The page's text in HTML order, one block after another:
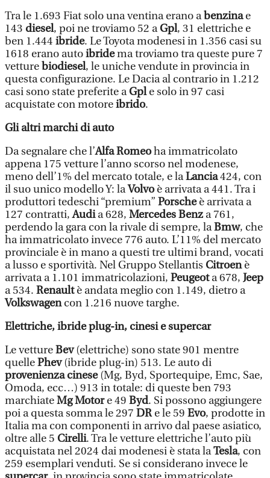
Tra le 1.693 Fiat solo una ventina erano a benzinae
143 diesel, poi ne troviamo 52 aGpl, 31 elettriche e
ben 1.444 ibride. Le Toyota modenesi in 1.356 casi su
1618 erano autoibridema troviamo tra queste pure 7
vetture biodiesel, le uniche vendute in provincia in
questa configurazione. Le Dacia al contrario in 1.212
casi sono state preferite aGple solo in 97 casi
acquistate con motoreibrido.
Gli altri marchi di auto
Da segnalare che l’Alfa Romeoha immatricolato
appena 175 vetture l’anno scorso nel modenese,
meno dell’1% del mercato totale, e laLancia424, con
il suo unico modello Y: laVolvoè arrivata a 441. Tra i
produttori tedeschi “premium” Porscheè arrivata a
127 contratti,Audia 628, Mercedes Benz a 761,
perdendo la gara con la rivale di sempre, laBmw, che
ha immatricolato invece 776 auto. L’11% del mercato
provinciale è in mano a questi tre ultimi brand, vocati
a lusso e sportività. Nel Gruppo Stellantis Citroenè
arrivata a 1.101 immatricolazioni, Peugeota 678, Jeep
a 534. Renaultè andata meglio con 1.149, dietro a
Volkswagencon 1.216 nuove targhe.
Elettriche, ibride plug-in, cinesi e supercar
Le vettureBev(elettriche) sono state 901 mentre
quellePhev(ibride plug-in) 513. Le auto di
provenienza cinese(Mg, Byd, Sportequipe, Emc, Sae,
Omoda, ecc…) 913 in totale: di queste ben 793
marchiateMg Motore 49 Byd. Si possono aggiungere
poi a questa somma le 297 DRe le 59 Evo, prodotte in
Italia ma con componenti in arrivo dal paese asiatico,
oltre alle 5 Cirelli. Tra le vetture elettriche l’auto più
acquistata nel 2024 dai modenesi è stata laTesla, con
259 esemplari venduti. Se si considerano invece le